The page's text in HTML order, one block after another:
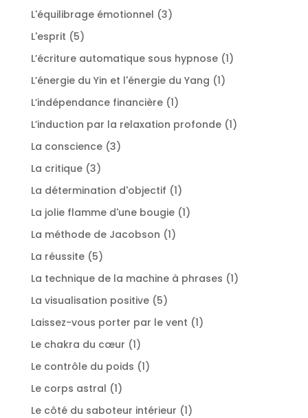
L'équilibrage émotionnel 33
L'esprit 55
produits
L’écriture automatique sous hypnose 11
L’énergie du Yin et l'énergie du Yang 11
L’indépendance financière 11
produit
L’induction par la relaxation profonde 11
La conscience 33
La critique 33
produits
La détermination d'objectif 11
produit
La jolie flamme d'une bougie 11
La méthode de Jacobson 11
La réussite 55
produits
La technique de la machine à phrases 11
La visualisation positive 55
produits
Laissez-vous porter par le vent 11
Le chakra du cœur 11
produit
Le contrôle du poids 11
Le corps astral 11
produit
Le côté du saboteur intérieur 11